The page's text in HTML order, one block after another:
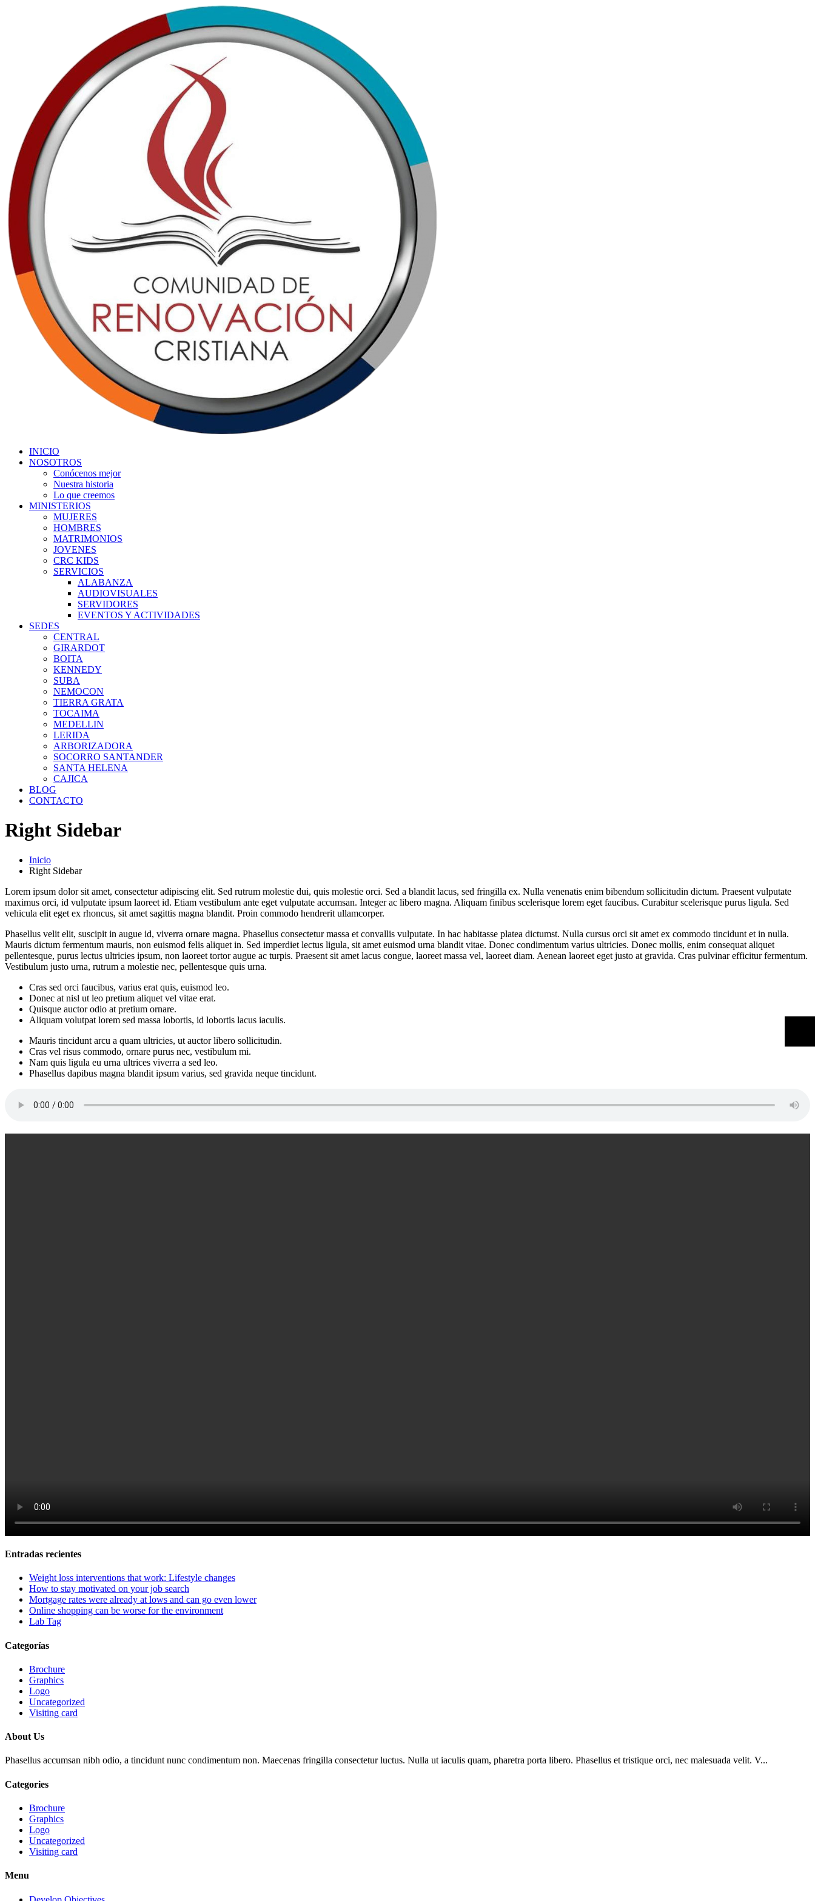
INICIO
NOSOTROS
Conócenos mejor
Nuestra historia
Lo que creemos
MINISTERIOS
MUJERES
HOMBRES
MATRIMONIOS
JOVENES
CRC KIDS
SERVICIOS
ALABANZA
AUDIOVISUALES
SERVIDORES
EVENTOS Y ACTIVIDADES
SEDES
CENTRAL
GIRARDOT
BOITA
KENNEDY
SUBA
NEMOCON
TIERRA GRATA
TOCAIMA
MEDELLIN
LERIDA
ARBORIZADORA
SOCORRO SANTANDER
SANTA HELENA
CAJICA
BLOG
CONTACTO
Right Sidebar
Inicio
Right Sidebar
Lorem ipsum dolor sit amet, consectetur adipiscing elit. Sed rutrum molestie dui, quis molestie orci. Sed a blandit lacus, sed fringilla ex. Nulla venenatis enim bibendum sollicitudin dictum. Praesent vulputate
maximus orci, id vulputate ipsum laoreet id. Etiam vestibulum ante eget vulputate accumsan. Integer ac libero magna. Aliquam finibus scelerisque lorem eget faucibus. Curabitur scelerisque purus ligula. Sed
vehicula elit eget ex rhoncus, sit amet sagittis magna blandit. Proin commodo hendrerit ullamcorper.
Phasellus velit elit, suscipit in augue id, viverra ornare magna. Phasellus consectetur massa et convallis vulputate. In hac habitasse platea dictumst. Nulla cursus orci sit amet ex commodo tincidunt et in nulla.
Mauris dictum fermentum mauris, non euismod felis aliquet in. Sed imperdiet lectus ligula, sit amet euismod urna blandit vitae. Donec condimentum varius ultricies. Donec mollis, enim consequat aliquet
pellentesque, purus lectus ultricies ipsum, non laoreet tortor augue ac turpis. Praesent sit amet lacus congue, laoreet massa vel, laoreet diam. Aenean laoreet eget justo at gravida. Cras pulvinar efficitur fermentum.
Vestibulum justo urna, rutrum a molestie nec, pellentesque quis urna.
Cras sed orci faucibus, varius erat quis, euismod leo.
Donec at nisl ut leo pretium aliquet vel vitae erat.
Quisque auctor odio at pretium ornare.
Aliquam volutpat lorem sed massa lobortis, id lobortis lacus iaculis.
Mauris tincidunt arcu a quam ultricies, ut auctor libero sollicitudin.
Cras vel risus commodo, ornare purus nec, vestibulum mi.
Nam quis ligula eu urna ultrices viverra a sed leo.
Phasellus dapibus magna blandit ipsum varius, sed gravida neque tincidunt.
Entradas recientes
Weight loss interventions that work: Lifestyle changes
How to stay motivated on your job search
Mortgage rates were already at lows and can go even lower
Online shopping can be worse for the environment
Lab Tag
Categorías
Brochure
Graphics
Logo
Uncategorized
Visiting card
About Us
Phasellus accumsan nibh odio, a tincidunt nunc condimentum non. Maecenas fringilla consectetur luctus. Nulla ut iaculis quam, pharetra porta libero. Phasellus et tristique orci, nec malesuada velit. V...
Categories
Brochure
Graphics
Logo
Uncategorized
Visiting card
Menu